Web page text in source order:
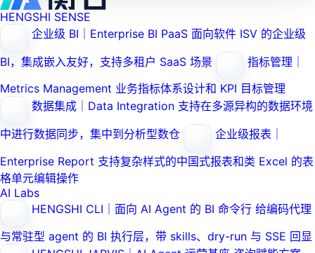
HENGSHI SENSE
企业级 BI｜Enterprise BI PaaS 面向软件 ISV 的企业级
BI，集成嵌入友好，支持多租户 SaaS 场景
指标管理｜
Metrics Management 业务指标体系设计和 KPI 目标管理
数据集成｜Data Integration 支持在多源异构的数据环境
中进行数据同步，集中到分析型数仓
企业级报表｜
Enterprise Report 支持复杂样式的中国式报表和类 Excel 的表
格单元编辑操作
AI Labs
HENGSHI CLI｜面向 AI Agent 的 BI 命令行 给编码代理
与常驻型 agent 的 BI 执行层，带 skills、dry-run 与 SSE 回显